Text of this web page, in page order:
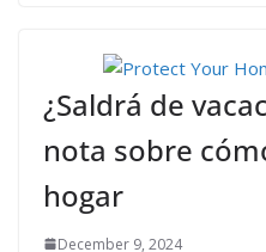
¿Saldrá de
nota sobre
hogar
December 9, 2024